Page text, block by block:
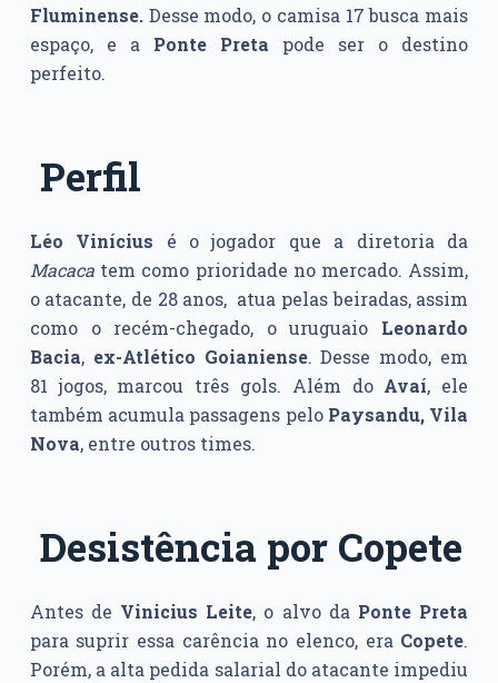
Fluminense.Desse modo, o camisa 17 busca mais
espaço, e a Ponte Preta pode ser o destino
perfeito.
Perfil
Léo Vinícius é o jogador que a diretoria da
Macaca tem como prioridade no mercado. Assim,
o atacante, de 28 anos, atua pelas beiradas, assim
como o recém-chegado, o uruguaio Leonardo
Bacia, ex-Atlético Goianiense. Desse modo, em
81 jogos, marcou três gols. Além do Avaí, ele
também acumula passagens pelo Paysandu, Vila
Nova, entre outros times.
Desistência por Copete
Antes de Vinicius Leite, o alvo da Ponte Preta
para suprir essa carência no elenco, era Copete.
Porém, a alta pedida salarial do atacante impediu